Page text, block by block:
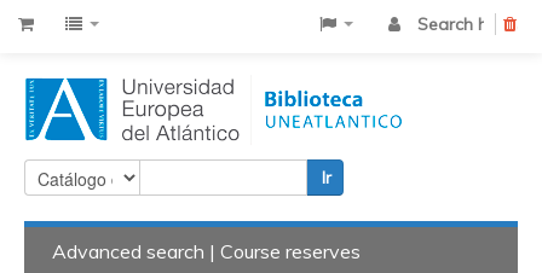
Search history
Ir
Advanced search Course reserves